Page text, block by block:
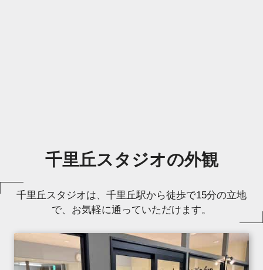
千里丘スタジオの外観
千里丘スタジオは、千里丘駅から徒歩で15分の立地
で、お気軽に通っていただけます。